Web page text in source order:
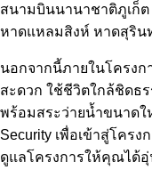
สนามบินนานาชาติภูเก็
หาดแหลมสิงห์ หาดสุริน
นอกจากนี้ภายในโครง
สะดวก ใช้ชีวิตใกล้ชิดธ
พร้อมสระว่ายน้ำขนาด
Security เพื่อเข้าสู่โคร
ดูแลโครงการให้คุณได้